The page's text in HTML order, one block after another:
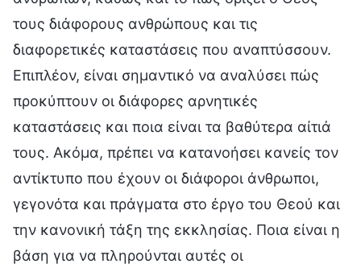
τους διάφορους ανθρώπους και τις
διαφορετικές καταστάσεις που αναπτύσσουν.
Επιπλέον, είναι σημαντικό να αναλύσει πώς
προκύπτουν οι διάφορες αρνητικές
καταστάσεις και ποια είναι τα βαθύτερα αίτιά
τους. Ακόμα, πρέπει να κατανοήσει κανείς τον
αντίκτυπο που έχουν οι διάφοροι άνθρωποι,
γεγονότα και πράγματα στο έργο του Θεού και
την κανονική τάξη της εκκλησίας. Ποια είναι η
βάση για να πληρούνται αυτές οι